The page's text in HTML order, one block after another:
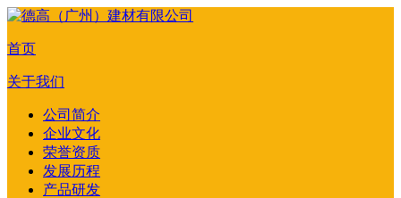
首页
关于我们
公司简介
企业文化
荣誉资质
发展历程
产品研发